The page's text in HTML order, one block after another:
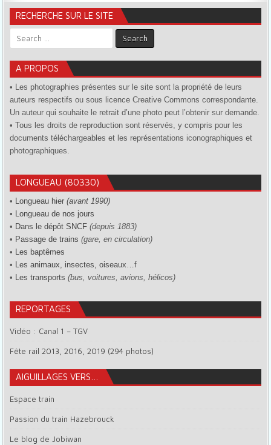
RECHERCHE SUR LE SITE
Search for:
A PROPOS
• Les photographies présentes sur le site sont la propriété de leurs
auteurs respectifs ou sous licence Creative Commons correspondante.
Un auteur qui souhaite le retrait d’une photo peut l’obtenir sur demande.
• Tous les droits de reproduction sont réservés, y compris pour les
documents téléchargeables et les représentations iconographiques et
photographiques.
LONGUEAU (80330)
• Longueau hier (avant 1990)
• Longueau de nos jours
• Dans le dépôt SNCF (depuis 1883)
• Passage de trains (gare, en circulation)
• Les baptêmes
• Les animaux, insectes, oiseaux…f
• Les transports (bus, voitures, avions, hélicos)
REPORTAGES
Vidéo : Canal 1 – TGV
Fête rail 2013, 2016, 2019 (294 photos)
AIGUILLAGES VERS…
Espace train
Passion du train Hazebrouck
Le blog de Jobiwan